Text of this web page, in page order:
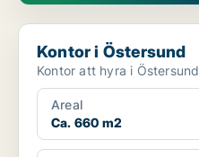
Kontor i Östersund
Kontor i Östersund
Kontor att hyra i Östersund
Areal
Ca. 660 m2